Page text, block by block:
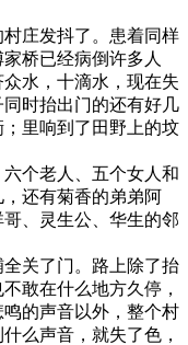
庄发抖了。患着同样
桥已经病倒许多人
水，十滴水，现在失
时抬出门的还有好几
里响到了田野上的坟
个老人、五个女人和
还有菊香的弟弟阿
、灵生公、华生的邻
关了门。路上除了抬
敢在什么地方久停，
的声音以外，整个村
么声音，就失了色，